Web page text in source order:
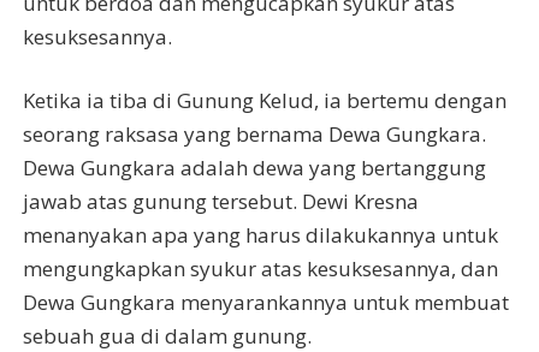
kesuksesannya.
Ketika ia tiba di Gunung Kelud, ia bertemu dengan
seorang raksasa yang bernama Dewa Gungkara.
Dewa Gungkara adalah dewa yang bertanggung
jawab atas gunung tersebut. Dewi Kresna
menanyakan apa yang harus dilakukannya untuk
mengungkapkan syukur atas kesuksesannya, dan
Dewa Gungkara menyarankannya untuk membuat
sebuah gua di dalam gunung.